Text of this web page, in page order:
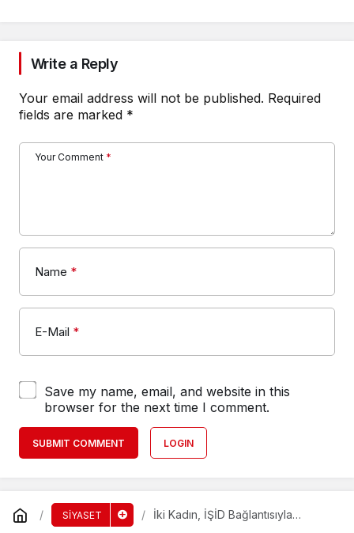
Write a Reply
Your email address will not be published. Required
fields are marked *
Your Comment *
Name *
E-Mail *
Save my name, email, and website in this
browser for the next time I comment.
SUBMIT COMMENT LOGIN
SİYASET
İki Kadın, İŞİD Bağlantısıyla